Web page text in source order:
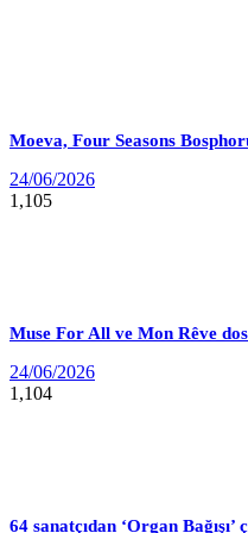
Moeva, Four Seasons
24/06/2026
1,105
Muse For All ve Mon Rêve
24/06/2026
1,104
64 sanatçıdan ‘Organ Bağışı’